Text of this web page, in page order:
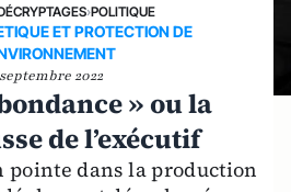
›POLITIQUE
ET PROTECTION DE
2022
» ou la
de l’exécutif
pointe dans la production